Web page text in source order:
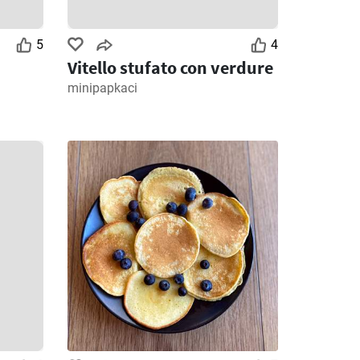
Giorni rimanenti: 3 Giorni rimanenti: 6
5 4
Vitello stufato con verdure
minipapkaci